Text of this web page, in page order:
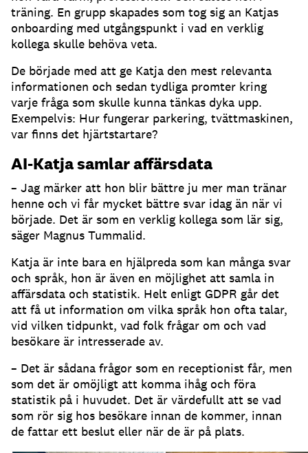
träning. En grupp skapades som tog sig an Katjas
onboarding med utgångspunkt i vad en verklig
kollega skulle behöva veta.
De började med att ge Katja den mest relevanta
informationen och sedan tydliga promter kring
varje fråga som skulle kunna tänkas dyka upp.
Exempelvis: Hur fungerar parkering, tvättmaskinen,
var finns det hjärtstartare?
AI-Katja samlar affärsdata
– Jag märker att hon blir bättre ju mer man tränar
henne och vi får mycket bättre svar idag än när vi
började. Det är som en verklig kollega som lär sig,
säger Magnus Tummalid.
Katja är inte bara en hjälpreda som kan många svar
och språk, hon är även en möjlighet att samla in
affärsdata och statistik. Helt enligt GDPR går det
att få ut information om vilka språk hon ofta talar,
vid vilken tidpunkt, vad folk frågar om och vad
besökare är intresserade av.
– Det är sådana frågor som en receptionist får, men
som det är omöjligt att komma ihåg och föra
statistik på i huvudet. Det är värdefullt att se vad
som rör sig hos besökare innan de kommer, innan
de fattar ett beslut eller när de är på plats.